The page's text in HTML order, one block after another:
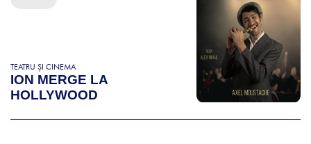
TEATRU ȘI CINEMA
ION MERGE LA
HOLLYWOOD